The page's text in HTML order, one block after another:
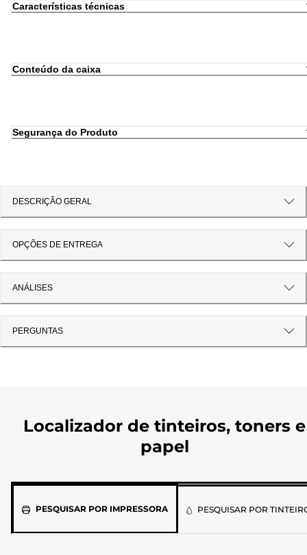
Características técnicas
Conteúdo da caixa
Segurança do Produto
DESCRIÇÃO GERAL
OPÇÕES DE ENTREGA
ANÁLISES
PERGUNTAS
Localizador de tinteiros, toners e
papel
PESQUISAR POR IMPRESSORASelecionePESQUISAR POR